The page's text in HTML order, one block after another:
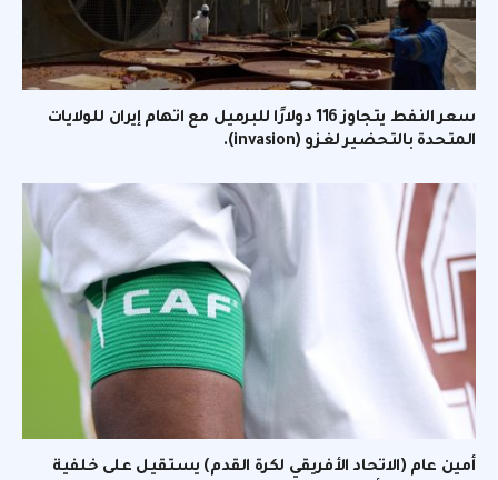
سعر النفط يتجاوز 116 دولارًا للبرميل مع اتهام إيران للولايات
المتحدة بالتحضير لغزو (invasion).
أمين عام (الاتحاد الأفريقي لكرة القدم) يستقيل على خلفية